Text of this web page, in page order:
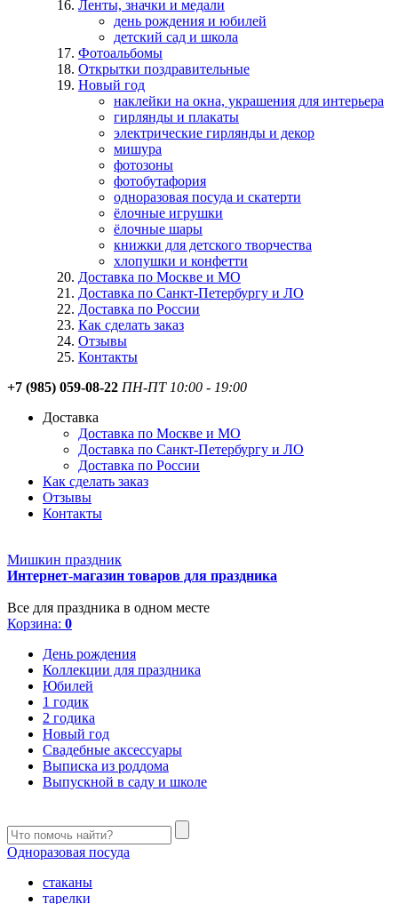
Ленты, значки и медали
день рождения и юбилей
детский сад и школа
Фотоальбомы
Открытки поздравительные
Новый год
наклейки на окна, украшения для интерьера
гирлянды и плакаты
электрические гирлянды и декор
мишура
фотозоны
фотобутафория
одноразовая посуда и скатерти
ёлочные игрушки
ёлочные шары
книжки для детского творчества
хлопушки и конфетти
Доставка по Москве и МО
Доставка по Санкт-Петербургу и ЛО
Доставка по России
Как сделать заказ
Отзывы
Контакты
+7 (985) 059-08-22 ПН-ПТ 10:00 - 19:00
Доставка
Доставка по Москве и МО
Доставка по Санкт-Петербургу и ЛО
Доставка по России
Как сделать заказ
Отзывы
Контакты
Мишкин праздник
Интернет-магазин товаров для праздника
Все для праздника в одном месте
Корзина: 0
День рождения
Коллекции для праздника
Юбилей
1 годик
2 годика
Новый год
Свадебные аксессуары
Выписка из роддома
Выпускной в саду и школе
Одноразовая посуда
стаканы
тарелки